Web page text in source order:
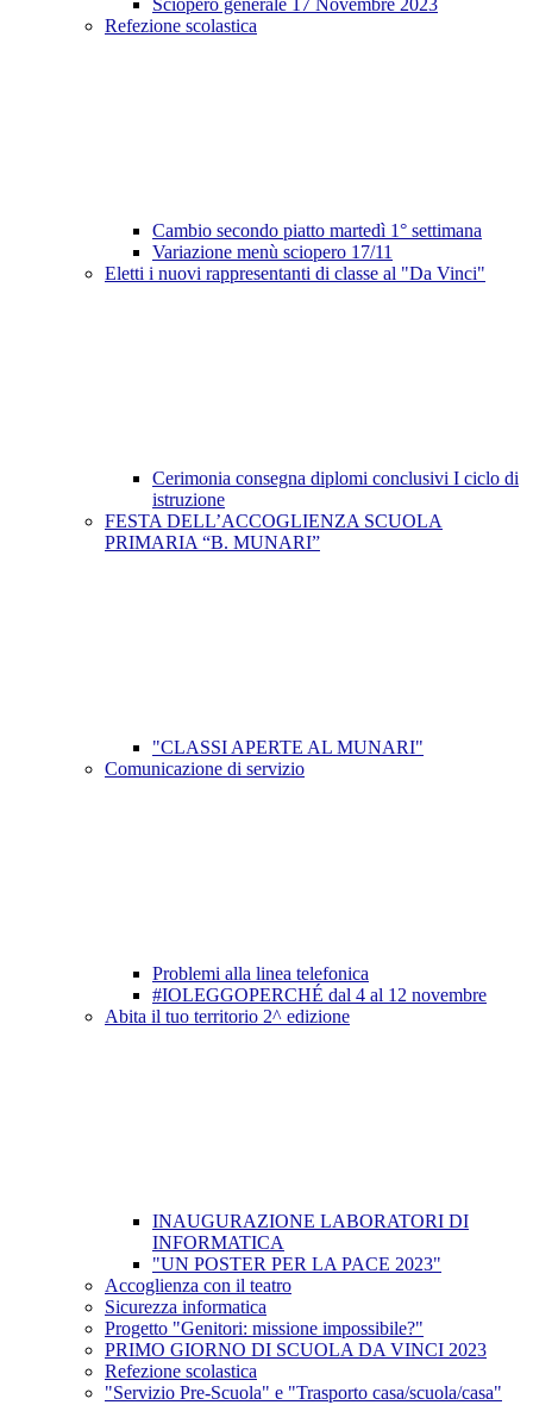
Sciopero generale 17 Novembre 2023
Refezione scolastica
Cambio secondo piatto martedì 1° settimana
Variazione menù sciopero 17/11
Eletti i nuovi rappresentanti di classe al "Da Vinci"
Cerimonia consegna diplomi conclusivi I ciclo di
istruzione
FESTA DELL’ACCOGLIENZA SCUOLA
PRIMARIA “B. MUNARI”
"CLASSI APERTE AL MUNARI"
Comunicazione di servizio
Problemi alla linea telefonica
#IOLEGGOPERCHÉ dal 4 al 12 novembre
Abita il tuo territorio 2^ edizione
INAUGURAZIONE LABORATORI DI
INFORMATICA
"UN POSTER PER LA PACE 2023"
Accoglienza con il teatro
Sicurezza informatica
Progetto "Genitori: missione impossibile?"
PRIMO GIORNO DI SCUOLA DA VINCI 2023
Refezione scolastica
"Servizio Pre-Scuola" e "Trasporto casa/scuola/casa"